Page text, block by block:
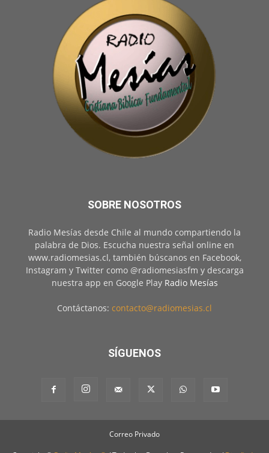
SOBRE NOSOTROS
Radio Mesías desde Chile al mundo compartiendo la
palabra de Dios. Escucha nuestra señal online en
www.radiomesias.cl, también búscanos en Facebook,
Instagram y Twitter como @radiomesiasfm y descarga
nuestra app en Google Play Radio Mesías
Contáctanos: contacto@radiomesias.cl
SÍGUENOS
Correo Privado